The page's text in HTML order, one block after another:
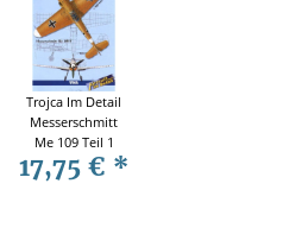
Trojca Im Detail
Messerschmitt
Me 109 Teil 1
(Me 109 F)
17,75 € *